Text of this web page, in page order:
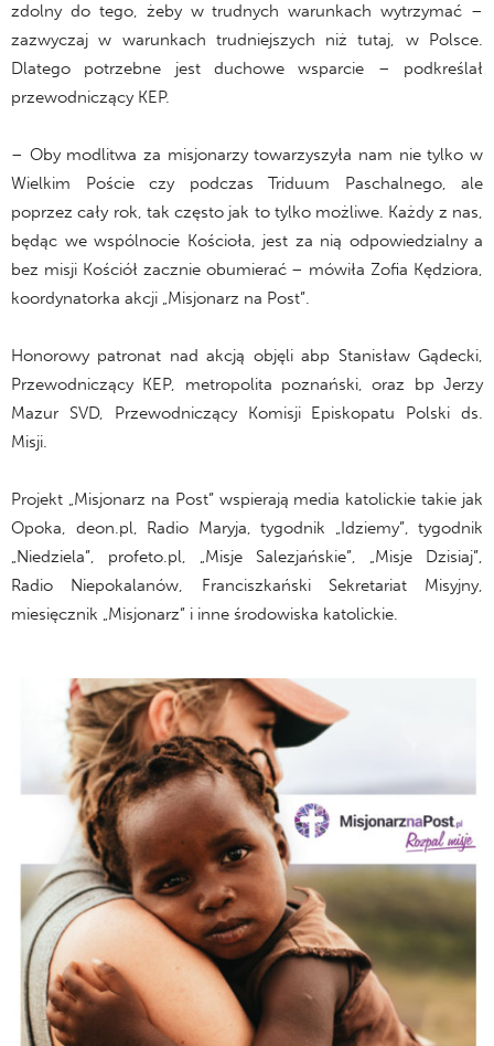
zdolny do tego, żeby w trudnych warunkach wytrzymać –
zazwyczaj w warunkach trudniejszych niż tutaj, w Polsce.
Dlatego potrzebne jest duchowe wsparcie – podkreślał
przewodniczący KEP.
– Oby modlitwa za misjonarzy towarzyszyła nam nie tylko w
Wielkim Poście czy podczas Triduum Paschalnego, ale
poprzez cały rok, tak często jak to tylko możliwe. Każdy z nas,
będąc we wspólnocie Kościoła, jest za nią odpowiedzialny a
bez misji Kościół zacznie obumierać – mówiła Zofia Kędziora,
koordynatorka akcji „Misjonarz na Post”.
Honorowy patronat nad akcją objęli abp Stanisław Gądecki,
Przewodniczący KEP, metropolita poznański, oraz bp Jerzy
Mazur SVD, Przewodniczący Komisji Episkopatu Polski ds.
Misji.
Projekt „Misjonarz na Post” wspierają media katolickie takie jak
Opoka, deon.pl, Radio Maryja, tygodnik „Idziemy”, tygodnik
„Niedziela”, profeto.pl, „Misje Salezjańskie”, „Misje Dzisiaj”,
Radio Niepokalanów, Franciszkański Sekretariat Misyjny,
miesięcznik „Misjonarz” i inne środowiska katolickie.